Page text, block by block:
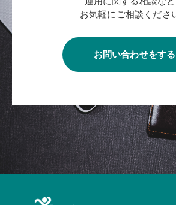
お気軽にご相談くださ
お問い合わせをする